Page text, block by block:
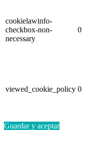
cookielawinfo-
checkbox-non-
necessary
0
viewed_cookie_policy 0
Guardar y aceptar